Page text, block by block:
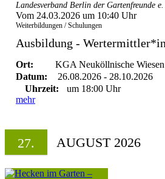
Landesverband Berlin der Gartenfreunde e.
Vom 24.03.2026 um 10:40 Uhr
Weiterbildungen / Schulungen
Ausbildung -
Ort:
KGA Neuköllnische
Datum:
26.08.2026 - 28.10.2026
Uhrzeit:
um 18:00 Uhr
mehr
27. AUGUST 2026